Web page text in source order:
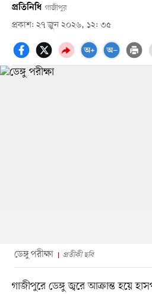
প্রতিনিধি গাজীপুর
প্রকাশ: ২৭ জুন ২০২৬, ১২: ৩৫
ডেঙ্গু পরীক্ষা প্রতীকী ছবি
গাজীপুরে ডেঙ্গু জ্বরে আক্রান্ত হয়ে